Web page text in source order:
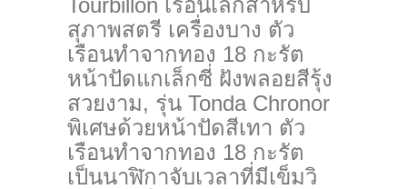
Tourbillon เรือนเล็กสำหรับ
สุภาพสตรี เครื่องบาง ตัว
เรือนทำจากทอง 18 กะรัต
หน้าปัดแกเล็กซี่ ฝังพลอยสีรุ้ง
สวยงาม, รุ่น Tonda Chronor
พิเศษด้วยหน้าปัดสีเทา ตัว
เรือนทำจากทอง 18 กะรัต
เป็นนาฬิกาจับเวลาที่มีเข็มวิ